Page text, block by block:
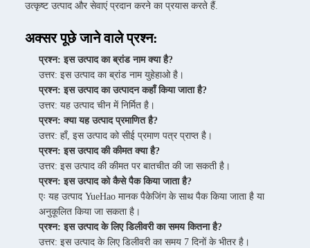
उत्कृष्ट उत्पाद और सेवाएं प्रदान करने का प्रयास करते हैं.
अक्सर पूछे जाने वाले प्रश्न:
प्रश्न: इस उत्पाद का ब्रांड नाम क्या है?
उत्तर: इस उत्पाद का ब्रांड नाम युहेहाओ है।
प्रश्न: इस उत्पाद का उत्पादन कहाँ किया जाता है?
उत्तर: यह उत्पाद चीन में निर्मित है।
प्रश्न: क्या यह उत्पाद प्रमाणित है?
उत्तर: हाँ, इस उत्पाद को सीई प्रमाण पत्र प्राप्त है।
प्रश्न: इस उत्पाद की कीमत क्या है?
उत्तर: इस उत्पाद की कीमत पर बातचीत की जा सकती है।
प्रश्न: इस उत्पाद को कैसे पैक किया जाता है?
एः यह उत्पाद YueHao मानक पैकेजिंग के साथ पैक किया जाता है या
अनुकूलित किया जा सकता है।
प्रश्न: इस उत्पाद के लिए डिलीवरी का समय कितना है?
उत्तर: इस उत्पाद के लिए डिलीवरी का समय 7 दिनों के भीतर है।